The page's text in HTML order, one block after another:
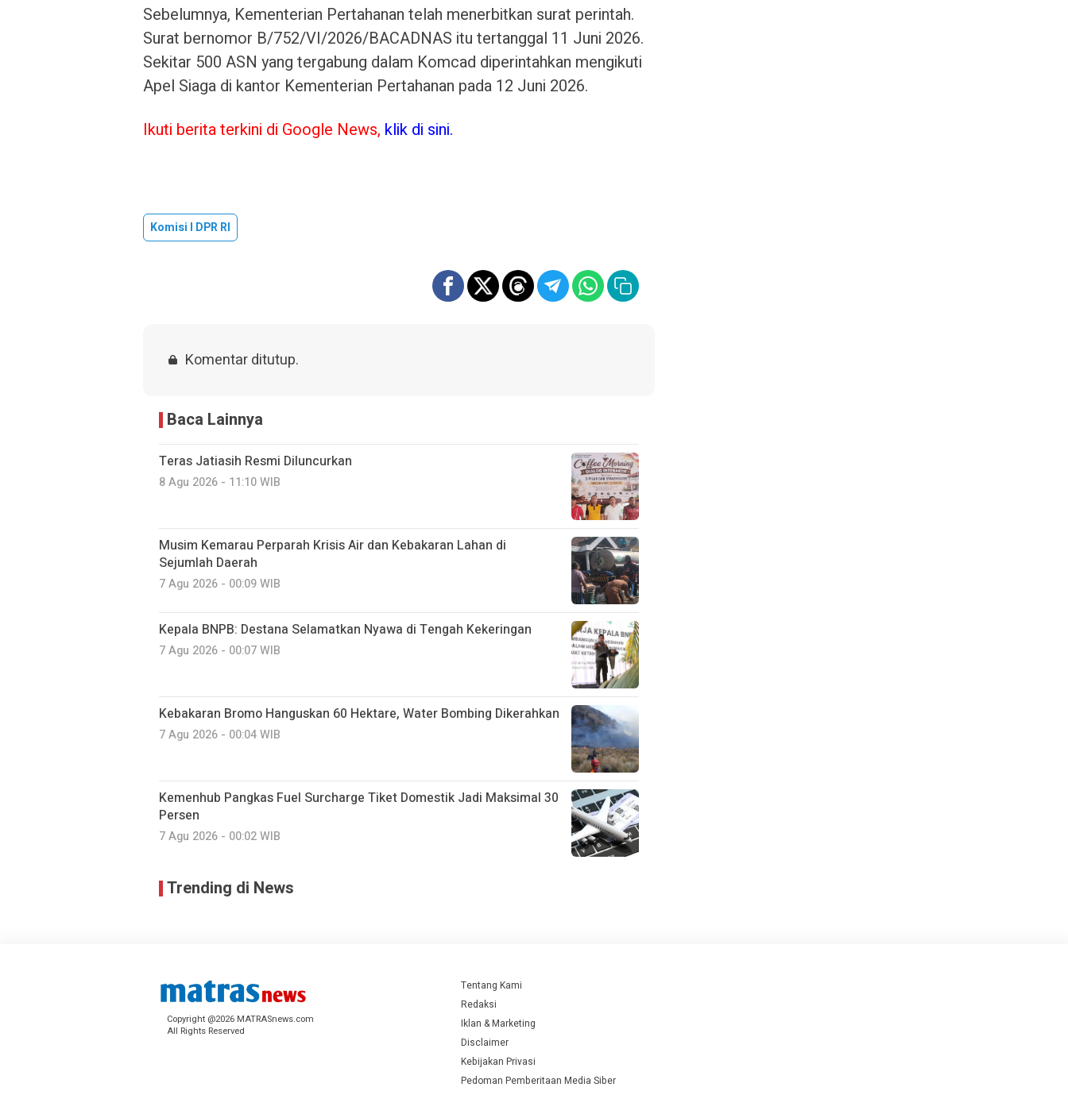
Sebelumnya, Kementerian Pertahanan telah menerbitkan surat perintah.
Surat bernomor B/752/VI/2026/BACADNAS itu tertanggal 11 Juni 2026.
Sekitar 500 ASN yang tergabung dalam Komcad diperintahkan mengikuti
Apel Siaga di kantor Kementerian Pertahanan pada 12 Juni 2026.
Ikuti berita terkini di Google News, klik di sini.
Komisi I DPR RI
Komentar ditutup.
Baca Lainnya
Teras Jatiasih Resmi Diluncurkan
8 Agu 2026 - 11:10 WIB
Musim Kemarau Perparah Krisis Air dan Kebakaran Lahan di
Sejumlah Daerah
7 Agu 2026 - 00:09 WIB
Kepala BNPB: Destana Selamatkan Nyawa di Tengah Kekeringan
7 Agu 2026 - 00:07 WIB
Kebakaran Bromo Hanguskan 60 Hektare, Water Bombing Dikerahkan
7 Agu 2026 - 00:04 WIB
Kemenhub Pangkas Fuel Surcharge Tiket Domestik Jadi Maksimal 30
Persen
7 Agu 2026 - 00:02 WIB
Trending di News
Copyright @2026 MATRASnews.com
All Rights Reserved
Tentang Kami
Redaksi
Iklan & Marketing
Disclaimer
Kebijakan Privasi
Pedoman Pemberitaan Media Siber